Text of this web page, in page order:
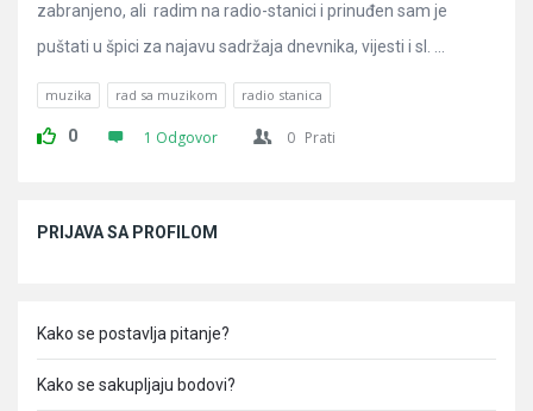
zabranjeno, ali radim na radio-stanici i prinuđen sam je
puštati u špici za najavu sadržaja dnevnika, vijesti i sl. ...
muzika rad sa muzikom radio stanica
0 1 Odgovor 0 Prati
PRIJAVA SA PROFILOM
Kako se postavlja pitanje?
Kako se sakupljaju bodovi?